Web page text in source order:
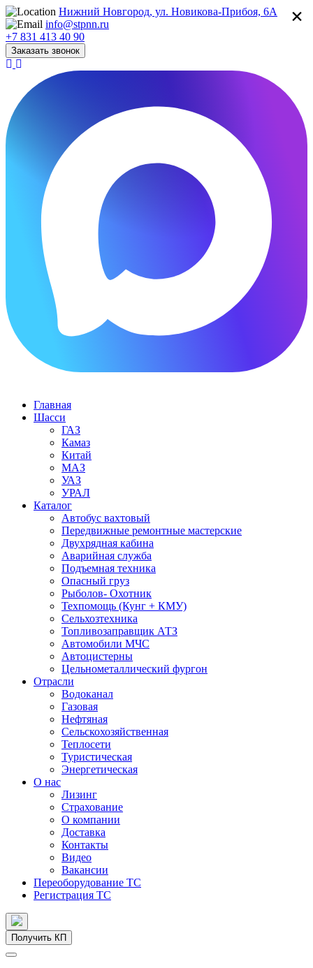
Нижний Новгород, ул. Новикова-Прибоя, 6А
info@stpnn.ru
+7 831 413 40 90
Заказать звонок
Главная
Шасси
ГАЗ
Камаз
Китай
МАЗ
УАЗ
УРАЛ
Каталог
Автобус вахтовый
Передвижные ремонтные мастерские
Двухрядная кабина
Аварийная служба
Подъемная техника
Опасный груз
Рыболов- Охотник
Техпомощь (Кунг + КМУ)
Сельхозтехника
Топливозаправщик АТЗ
Автомобили МЧС
Автоцистерны
Цельнометаллический фургон
Отрасли
Водоканал
Газовая
Нефтяная
Сельскохозяйственная
Теплосети
Туристическая
Энергетическая
О нас
Лизинг
Страхование
О компании
Доставка
Контакты
Видео
Вакансии
Переоборудование ТС
Регистрация ТС
Получить КП
×